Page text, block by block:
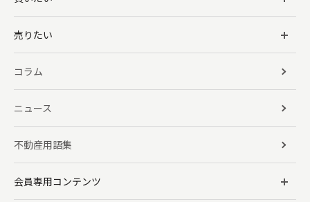
売りたい
コラム
ニュース
不動産用語集
会員専用コンテンツ